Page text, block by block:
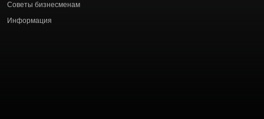
Советы бизнесменам
Информация